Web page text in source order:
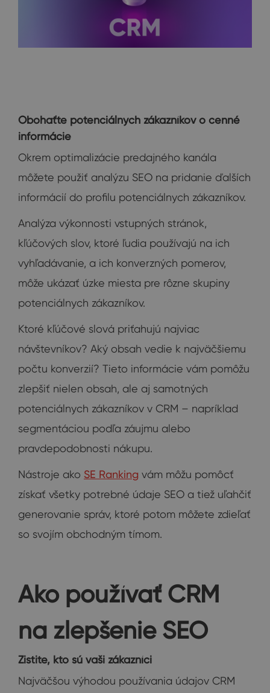
Obohaťte potenciálnych zákazníkov o cenné
informácie
Okrem optimalizácie predajného kanála
môžete použiť analýzu SEO na pridanie ďalších
informácií do profilu potenciálnych zákazníkov.
Analýza výkonnosti vstupných stránok,
kľúčových slov, ktoré ľudia používajú na ich
vyhľadávanie, a ich konverzných pomerov,
môže ukázať úzke miesta pre rôzne skupiny
potenciálnych zákazníkov.
Ktoré kľúčové slová priťahujú najviac
návštevníkov? Aký obsah vedie k najväčšiemu
počtu konverzií? Tieto informácie vám pomôžu
zlepšiť nielen obsah, ale aj samotných
potenciálnych zákazníkov v CRM – napríklad
segmentáciou podľa záujmu alebo
pravdepodobnosti nákupu.
Nástroje ako SE Ranking vám môžu pomôcť
získať všetky potrebné údaje SEO a tiež uľahčiť
generovanie správ, ktoré potom môžete zdieľať
so svojím obchodným tímom.
Ako používať CRM
na zlepšenie SEO
Zistite, kto sú vaši zákazníci
Najväčšou výhodou používania údajov CRM